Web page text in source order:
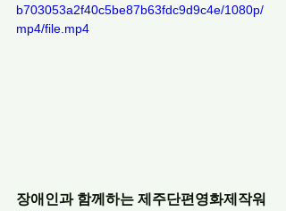
b703053a2f40c5be87b63fdc9d9c4e/1080p/
mp4/file.mp4
장애인과 함께하는 제주단편영화제작워